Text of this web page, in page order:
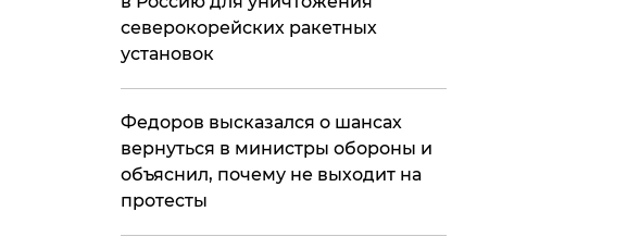
северокорейских ракетных
установок
Федоров высказался о шансах
вернуться в министры обороны и
объяснил, почему не выходит на
протесты